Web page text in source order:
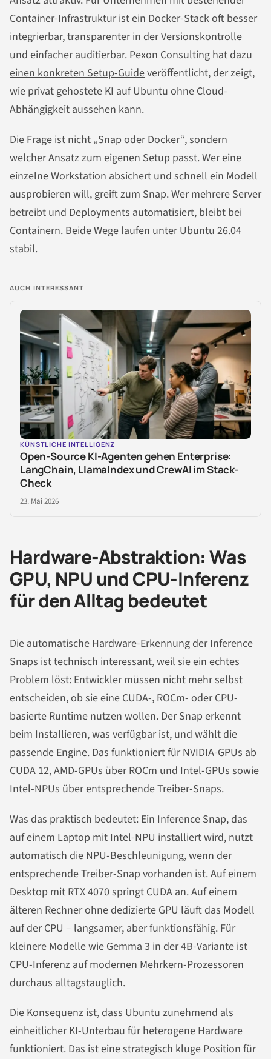
Container-Infrastruktur ist ein Docker-Stack oft besser
integrierbar, transparenter in der Versionskontrolle
und einfacher auditierbar.Pexon Consulting hat dazu
einen konkreten Setup-Guideveröffentlicht, der zeigt,
wie privat gehostete KI auf Ubuntu ohne Cloud-
Abhängigkeit aussehen kann.
Die Frage ist nicht „Snap oder Docker“, sondern
welcher Ansatz zum eigenen Setup passt. Wer eine
einzelne Workstation absichert und schnell ein Modell
ausprobieren will, greift zum Snap. Wer mehrere Server
betreibt und Deployments automatisiert, bleibt bei
Containern. Beide Wege laufen unter Ubuntu 26.04
stabil.
AUCH INTERESSANT
KÜNSTLICHE INTELLIGENZ
Open-Source KI-Agenten gehen Enterprise:
LangChain, LlamaIndex und CrewAI im Stack-
Check
23. Mai 2026
Hardware-Abstraktion: Was
GPU, NPU und CPU-Inferenz
für den Alltag bedeutet
Die automatische Hardware-Erkennung der Inference
Snaps ist technisch interessant, weil sie ein echtes
Problem löst: Entwickler müssen nicht mehr selbst
entscheiden, ob sie eine CUDA-, ROCm- oder CPU-
basierte Runtime nutzen wollen. Der Snap erkennt
beim Installieren, was verfügbar ist, und wählt die
passende Engine. Das funktioniert für NVIDIA-GPUs ab
CUDA 12, AMD-GPUs über ROCm und Intel-GPUs sowie
Intel-NPUs über entsprechende Treiber-Snaps.
Was das praktisch bedeutet: Ein Inference Snap, das
auf einem Laptop mit Intel-NPU installiert wird, nutzt
automatisch die NPU-Beschleunigung, wenn der
entsprechende Treiber-Snap vorhanden ist. Auf einem
Desktop mit RTX 4070 springt CUDA an. Auf einem
älteren Rechner ohne dedizierte GPU läuft das Modell
auf der CPU – langsamer, aber funktionsfähig. Für
kleinere Modelle wie Gemma 3 in der 4B-Variante ist
CPU-Inferenz auf modernen Mehrkern-Prozessoren
durchaus alltagstauglich.
Die Konsequenz ist, dass Ubuntu zunehmend als
einheitlicher KI-Unterbau für heterogene Hardware
funktioniert. Das ist eine strategisch kluge Position für